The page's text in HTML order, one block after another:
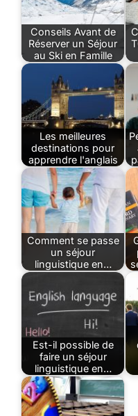
Conseils Avant de
Réserver un Séjour
au Ski en Famille
Les meilleures
destinations pour
apprendre l'anglais
Comment se passe
un séjour
linguistique en…
Est-il possible de
faire un séjour
linguistique en…